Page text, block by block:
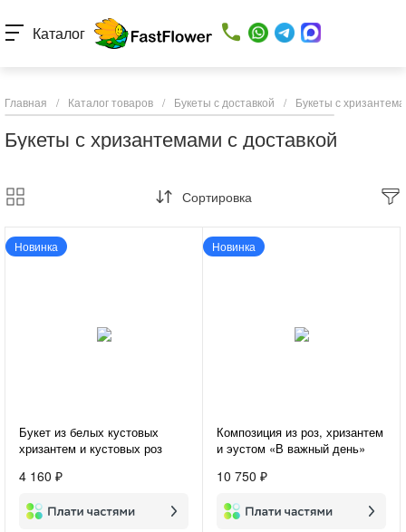
Каталог
Главная / Каталог товаров / Букеты с доставкой / Букеты с
Букеты с хризантемами с доставкой
Сортировка
Новинка
Букет из белых кустовых
хризантем и кустовых роз
4 160 ₽
Новинка
Композиция из роз, хризантем
и эустом «В важный день»
10 750 ₽